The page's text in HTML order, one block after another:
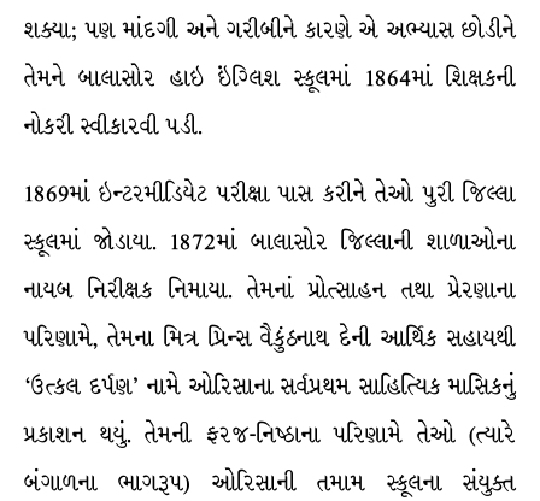
શક્યા; પણ માંદગી અને ગરીબીને કારણે એ અભ્યાસ છોડીને
તેમને બાલાસોર હાઇ ઇંગ્લિશ સ્કૂલમાં 1864માં શિક્ષકની
નોકરી સ્વીકારવી પડી.
1869માં ઇન્ટરમીડિયેટ પરીક્ષા પાસ કરીને તેઓ પુરી જિલ્લા
સ્કૂલમાં જોડાયા. 1872માં બાલાસોર જિલ્લાની શાળાઓના
નાયબ નિરીક્ષક નિમાયા. તેમનાં પ્રોત્સાહન તથા પ્રેરણાના
પરિણામે, તેમના મિત્ર પ્રિન્સ વૈકુંઠનાથ દેની આર્થિક સહાયથી
‘ઉત્કલ દર્પણ’ નામે ઓરિસાના સર્વપ્રથમ સાહિત્યિક માસિકનું
પ્રકાશન થયું. તેમની ફરજ-નિષ્ઠાના પરિણામે તેઓ (ત્યારે
બંગાળના ભાગરૂપ) ઓરિસાની તમામ સ્કૂલના સંયુક્ત